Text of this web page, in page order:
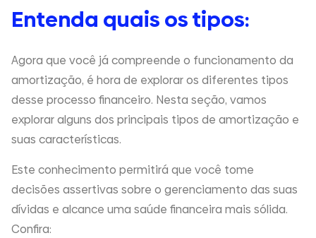
Entenda quais os tipos:
Agora que você já compreende o funcionamento da
amortização, é hora de explorar os diferentes tipos
desse processo financeiro. Nesta seção, vamos
explorar alguns dos principais tipos de amortização e
suas características.
Este conhecimento permitirá que você tome
decisões assertivas sobre o gerenciamento das suas
dívidas e alcance uma saúde financeira mais sólida.
Confira: